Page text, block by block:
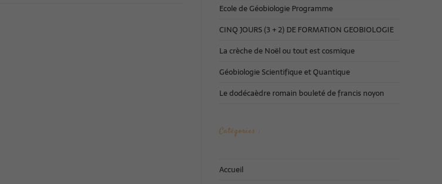
Ecole de Géobiologie Programme
CINQ JOURS (3 + 2) DE FORMATION GEOBIOLOGIE
La crèche de Noël ou tout est cosmique
Géobiologie Scientifique et Quantique
Le dodécaèdre romain bouleté de francis noyon
Catégories :
Accueil